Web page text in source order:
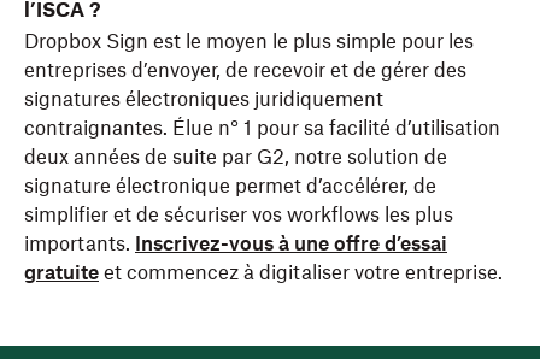
l’ISCA ?
Dropbox Sign est le moyen le plus simple pour les
entreprises d’envoyer, de recevoir et de gérer des
signatures électroniques juridiquement
contraignantes. Élue n° 1 pour sa facilité d’utilisation
deux années de suite par G2, notre solution de
signature électronique permet d’accélérer, de
simplifier et de sécuriser vos workflows les plus
importants.
Inscrivez-vous à une offre d’essai
gratuite et commencez à digitaliser votre entreprise.